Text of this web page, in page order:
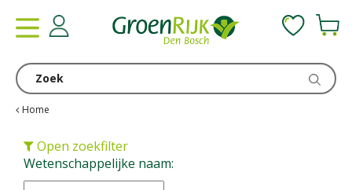
Home
Open zoekfilter
Wetenschappelijke naam: